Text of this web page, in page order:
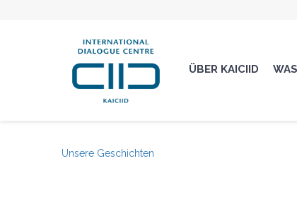
ÜBER KAICIID
Unsere Geschichten